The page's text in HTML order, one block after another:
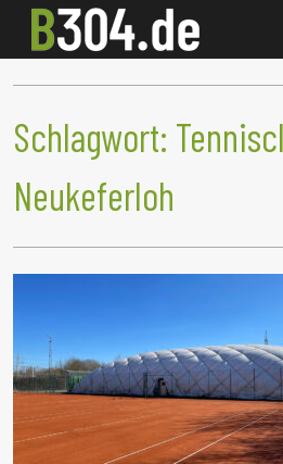
Schlagwort:
Neukeferloh